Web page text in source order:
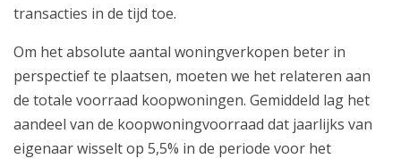
transacties in de tijd toe.
Om het absolute aantal woningverkopen beter in
perspectief te plaatsen, moeten we het relateren aan
de totale voorraad koopwoningen. Gemiddeld lag het
aandeel van de koopwoningvoorraad dat jaarlijks van
eigenaar wisselt op 5,5% in de periode voor het